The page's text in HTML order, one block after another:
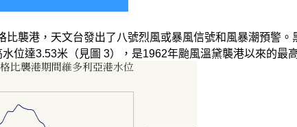
比襲港，天文台發出了八號烈風或暴風信號和風暴潮預警
位達3.53米（見圖 3），是1962年颱風溫黛襲港以來的最